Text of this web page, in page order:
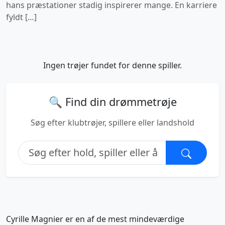
hans præstationer stadig inspirerer mange. En karriere
fyldt […]
Ingen trøjer fundet for denne spiller.
🔍 Find din drømmetrøje
Søg efter klubtrøjer, spillere eller landshold
Cyrille Magnier er en af de mest mindeværdige